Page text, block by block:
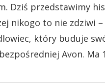
Dziś przedstawimy
nikogo to nie zdziwi –
który buduje
Avon. Ma